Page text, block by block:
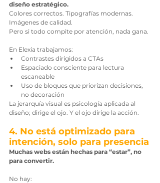
diseño estratégico.
Colores correctos. Tipografías modernas.
Imágenes de calidad.
Pero si todo compite por atención, nada gana.
En Elexia trabajamos:
Contrastes dirigidos a CTAs
Espaciado consciente para lectura
escaneable
Uso de bloques que priorizan decisiones,
no decoración
La jerarquía visual es psicología aplicada al
diseño; dirige el ojo. Y el ojo dirige la acción.
4. No está optimizado para
intención, solo para presencia
Muchas webs están hechas para “estar”, no
para convertir.
No hay: